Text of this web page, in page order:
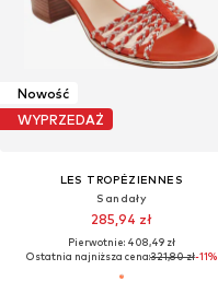
Nowość
WYPRZEDAŻ
LES TROPÉZIENNES
Sandały
285,94 zł
Pierwotnie: 408,49 zł
Ostatnia najniższa cena:321,80 zł-11%